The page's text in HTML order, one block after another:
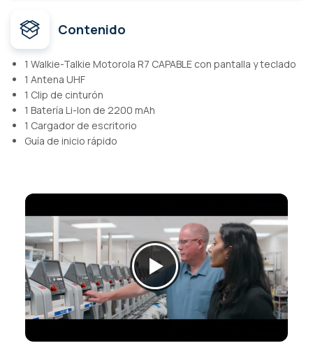
Contenido
1 Walkie-Talkie Motorola R7 CAPABLE con pantalla y teclado
1 Antena UHF
1 Clip de cinturón
1 Batería Li-Ion de 2200 mAh
1 Cargador de escritorio
Guía de inicio rápido